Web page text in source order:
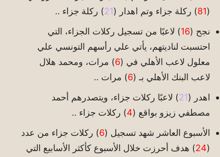
(
81) ركلة جزاء وتم اهدار (21) ركلة جزاء ..
نجح (16) لاعبًا من تسجيل ركلات الجزاء، التي
احتسبت لناديتهم، يأتي علي رأسهم التونسي علي
معلول لاعب الأهلي في (6) مرات، ومحمد هلال
لاعب البنك الأهلي بـ (6) مرات ..
اهدر (21) لاعبًا ركلات جزاء، ويتصدرهم أحمد
مصطفي زيزو بواقع (4) ركلات جزاء ..
الأسبوع العاشر شهد تسجيل (6) ركلات جزاء من عدد
(
24) هدف أحرزت خلال الأسبوع كأكثر الأسابيع التي